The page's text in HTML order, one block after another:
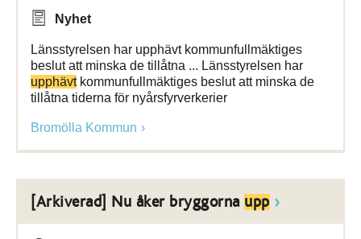
Nyhet
Länsstyrelsen har upphävt kommunfullmäktiges
beslut att minska de tillåtna ... Länsstyrelsen har
upphävtkommunfullmäktiges beslut att minska de
tillåtna tiderna för nyårsfyrverkerier
Bromölla Kommun
[Arkiverad] Nu åker bryggorna upp